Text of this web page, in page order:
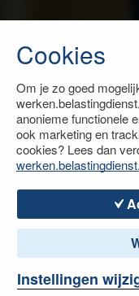
Cookies
Om je zo goed
anonieme functionele
ook marketing en
cookies? Lees dan
Instellingen